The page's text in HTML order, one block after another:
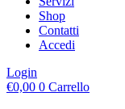
Shop
Contatti
Accedi
Login
€0,00 0 Carrello